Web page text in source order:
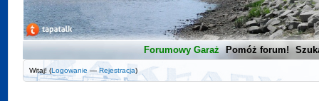
Forumowy Garaż Pomóż forum!
Witaj! (Logowanie —Rejestracja)